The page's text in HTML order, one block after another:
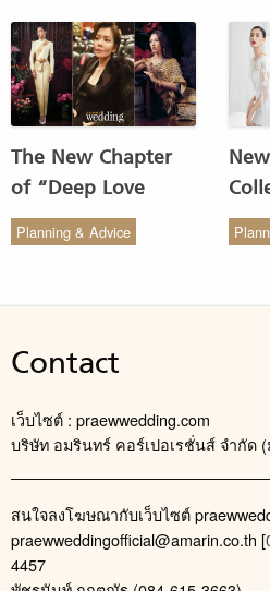
The New Chapter
of “Deep Love
Wedding Studio” :
รังสรรค์ผ้าทอของไทยให้
Planning & Advice
from
สวย
Contact
เว็บไซต์ : praewwedding.com
บริษัท อมรินทร์ คอร์เปอเรชั่นส์ จำกัด
สนใจลงโฆษณากับเว็บไซต์
praewweddingofficial@amarin.co.th [
4457